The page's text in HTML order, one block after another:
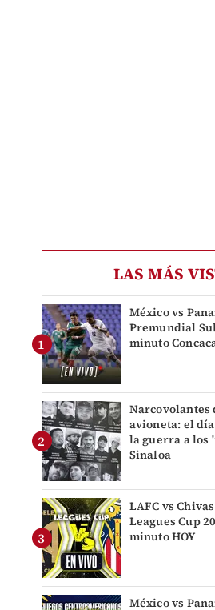
LAS MÁS
México vs
Premundial
minuto
Narcovolantes
avioneta: el
la guerra a los
Sinaloa
LAFC vs
Leagues Cup
minuto HOY
México vs